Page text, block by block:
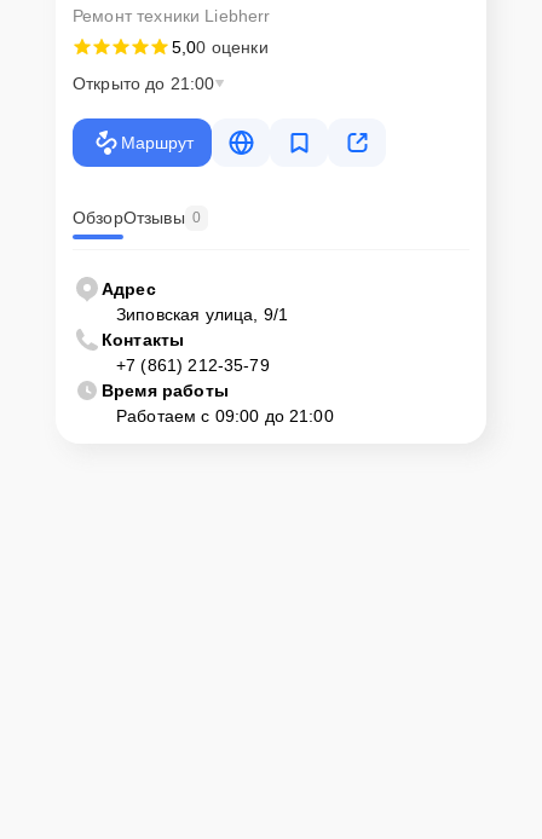
Ремонт техники Liebherr
5,00 оценки
Открыто до 21:00
Маршрут
ОбзорОтзывы 0
Адрес
Зиповская улица, 9/1
Контакты
+7 (861) 212-35-79
Время работы
Работаем с 09:00 до 21:00